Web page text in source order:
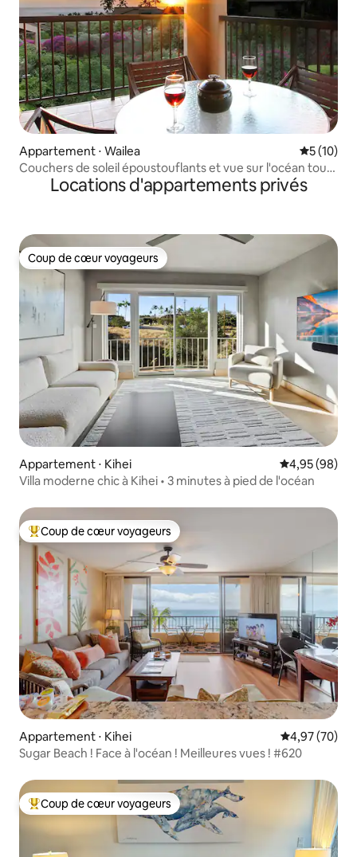
Appartement ⋅ Wailea
5 (10)
Couchers de soleil époustouflants et vue sur l'océan tous
les jours !Locations d'appartements privés
Coup de cœur voyageurs
Coup de cœur voyageurs
Appartement ⋅ Kihei Évaluation
4,95 (98)
Villa moderne chic à Kihei • 3 minutes à pied de l'océan
Coups de cœur voyageurs les plus appréciés
Coup de cœur voyageurs
Appartement ⋅ Kihei Évaluation
4,97 (70)
Sugar Beach ! Face à l'océan ! Meilleures vues ! #620
Coups de cœur voyageurs les plus appréciés
Coup de cœur voyageurs